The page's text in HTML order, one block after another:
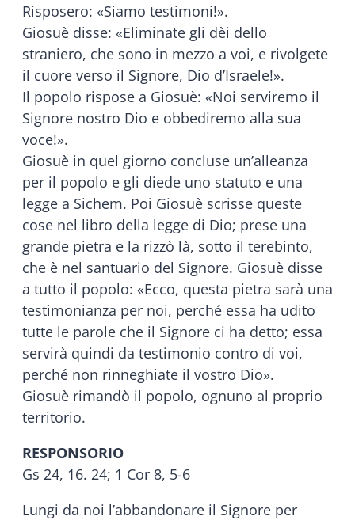
Risposero: «Siamo testimoni!».
Giosuè disse: «Eliminate gli dèi dello
straniero, che sono in mezzo a voi, e rivolgete
il cuore verso il Signore, Dio d’Israele!».
Il popolo rispose a Giosuè: «Noi serviremo il
Signore nostro Dio e obbediremo alla sua
voce!».
Giosuè in quel giorno concluse un’alleanza
per il popolo e gli diede uno statuto e una
legge a Sichem. Poi Giosuè scrisse queste
cose nel libro della legge di Dio; prese una
grande pietra e la rizzò là, sotto il terebinto,
che è nel santuario del Signore. Giosuè disse
a tutto il popolo: «Ecco, questa pietra sarà una
testimonianza per noi, perché essa ha udito
tutte le parole che il Signore ci ha detto; essa
servirà quindi da testimonio contro di voi,
perché non rinneghiate il vostro Dio».
Giosuè rimandò il popolo, ognuno al proprio
territorio.
RESPONSORIO
Gs 24, 16. 24; 1 Cor 8, 5-6
Lungi da noi l’abbandonare il Signore per